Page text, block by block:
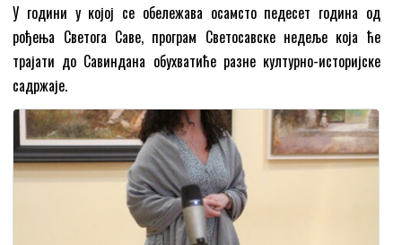
У години у којој се обележава осамсто педесет година од
рођења Светога Саве, програм Светосавске недеље која ће
трајати до Савиндана обухватиће разне културно-историјске
садржаје.